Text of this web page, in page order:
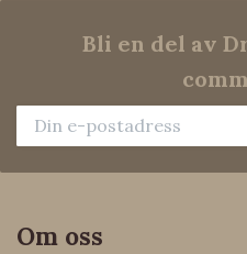
Bli en del av
Om oss